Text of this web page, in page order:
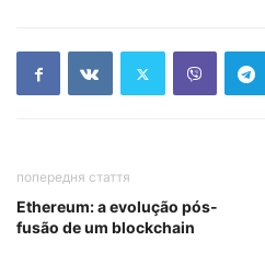
попередня стаття
Ethereum: a evolução pós-
fusão de um blockchain